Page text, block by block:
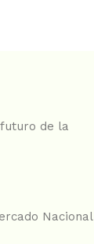
de la
Nacional